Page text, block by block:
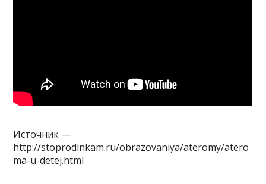
Источник —
http://stoprodinkam.ru/obrazovaniya/ateromy/atero
ma-u-detej.html